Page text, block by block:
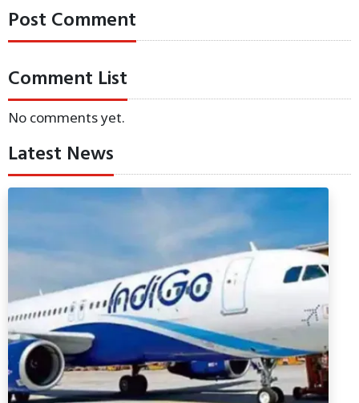
Post Comment
Comment List
No comments yet.
Latest News